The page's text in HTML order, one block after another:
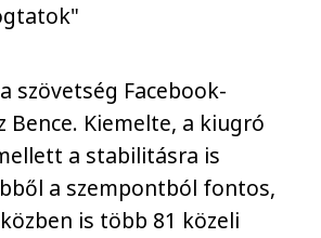
szövetség Facebook-
Bence. Kiemelte, a kiugró
a stabilitásra is
a szempontból fontos,
is több 81 közeli